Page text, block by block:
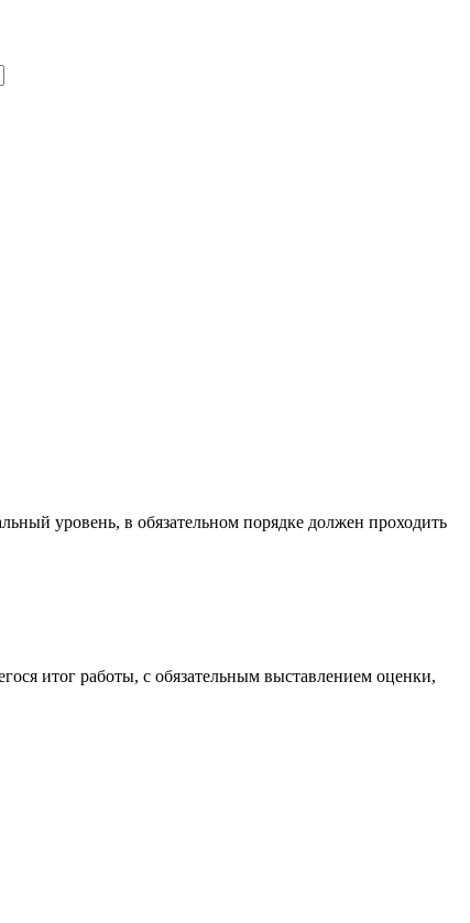
уровень, в обязательном порядке должен проходить
итог работы, с обязательным выставлением оценки,